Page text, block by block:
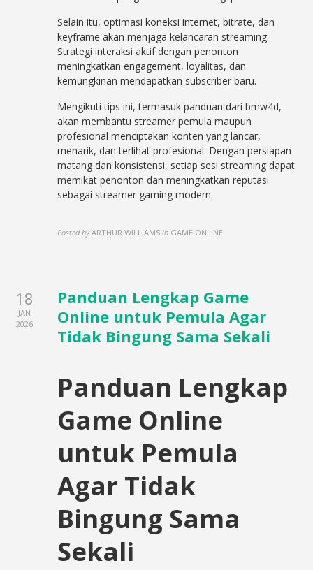
Selain itu, optimasi koneksi internet, bitrate, dan
keyframe akan menjaga kelancaran streaming.
Strategi interaksi aktif dengan penonton
meningkatkan engagement, loyalitas, dan
kemungkinan mendapatkan subscriber baru.
Mengikuti tips ini, termasuk panduan dari bmw4d,
akan membantu streamer pemula maupun
profesional menciptakan konten yang lancar,
menarik, dan terlihat profesional. Dengan persiapan
matang dan konsistensi, setiap sesi streaming dapat
memikat penonton dan meningkatkan reputasi
sebagai streamer gaming modern.
Posted by ARTHUR WILLIAMS in GAME ONLINE
18
JAN
2026
Panduan Lengkap Game
Online untuk Pemula Agar
Tidak Bingung Sama Sekali
Panduan Lengkap
Game Online
untuk Pemula
Agar Tidak
Bingung Sama
Sekali